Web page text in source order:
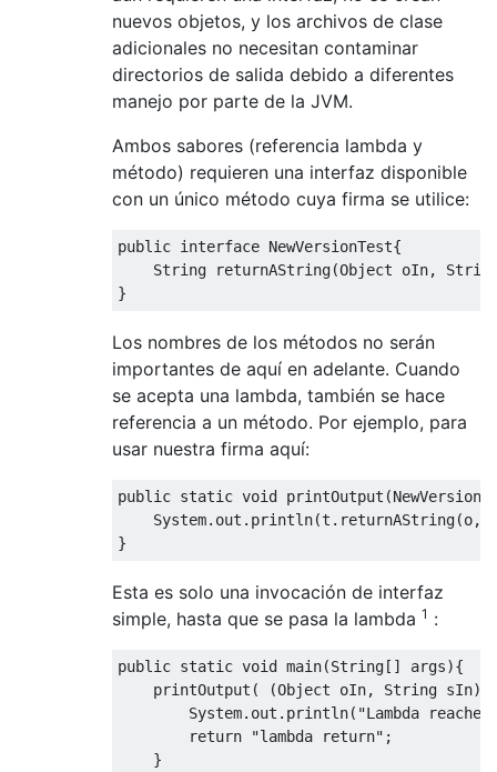
nuevos objetos, y los archivos de clase
adicionales no necesitan contaminar
directorios de salida debido a diferentes
manejo por parte de la JVM.
Ambos sabores (referencia lambda y
método) requieren una interfaz disponible
con un único método cuya firma se utilice:
public interface NewVersionTest{
String returnAString(Object oIn,
}
Los nombres de los métodos no serán
importantes de aquí en adelante. Cuando
se acepta una lambda, también se hace
referencia a un método. Por ejemplo, para
usar nuestra firma aquí:
public static void printOutput (
System. out . println(t . returnAString(o,
}
Esta es solo una invocación de interfaz
simple, hasta que se pasa la lambda 1 :
public static void main(String[] args){
    printOutput
( (Object oIn, String sIn)
System. out . println( "Lambda
return
"lambda return" ;
}